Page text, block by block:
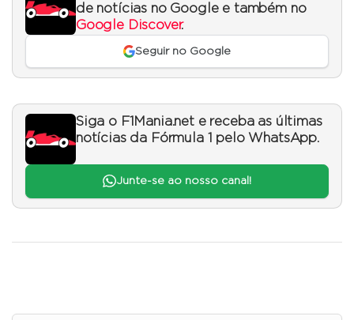
de notícias no Google e também no
Google Discover.
Seguir no Google
Siga o F1Mania.net e receba as últimas
notícias da Fórmula 1 pelo WhatsApp.
Junte-se ao nosso canal!